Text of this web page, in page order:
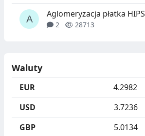
Aglomeryzacja płatka HIPS
2 28713
Waluty
EUR
4.2982
USD 3.7236
GBP 5.0134